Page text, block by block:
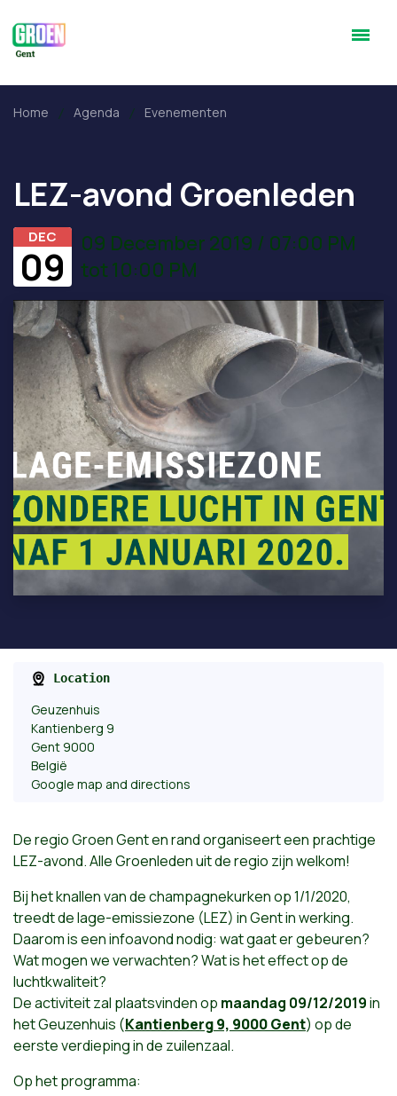
Home Agenda Evenementen
LEZ-avond Groenleden
DEC
09
09 December 2019 / 07:00 PM
tot 10:00 PM
Location
Geuzenhuis
Kantienberg 9
Gent 9000
België
Google map and directions
De regio Groen Gent en rand organiseert een prachtige
LEZ-avond. Alle Groenleden uit de regio zijn welkom!
Bij het knallen van de champagnekurken op 1/1/2020,
treedt de lage-emissiezone (LEZ) in Gent in werking.
Daarom is een infoavond nodig: wat gaat er gebeuren?
Wat mogen we verwachten? Wat is het effect op de
luchtkwaliteit?
De activiteit zal plaatsvinden op maandag 09/12/2019in
het Geuzenhuis (Kantienberg 9, 9000 Gent) op de
eerste verdieping in de zuilenzaal.
Op het programma: